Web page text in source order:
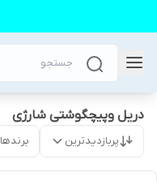
دریل وپیچگوشتی شارژی
پربازدیدترین برندها